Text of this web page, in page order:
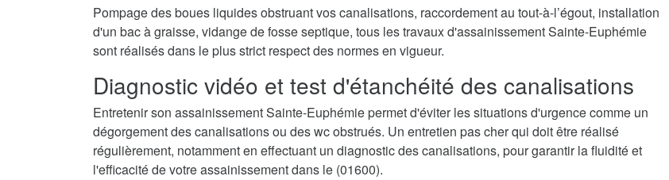
Pompage des boues liquides obstruant vos canalisations, raccordement au tout-à-l’égout, installation
d'un bac à graisse, vidange de fosse septique, tous les travaux d'assainissement Sainte-Euphémie
sont réalisés dans le plus strict respect des normes en vigueur.
Diagnostic vidéo et test d'étanchéité des canalisations
Entretenir son assainissement Sainte-Euphémie permet d'éviter les situations d'urgence comme un
dégorgement des canalisations ou des wc obstrués. Un entretien pas cher qui doit être réalisé
régulièrement, notamment en effectuant un diagnostic des canalisations, pour garantir la fluidité et
l'efficacité de votre assainissement dans le (01600).